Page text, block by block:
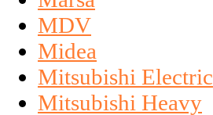
MDV
Midea
Mitsubishi Electric
Mitsubishi Heavy